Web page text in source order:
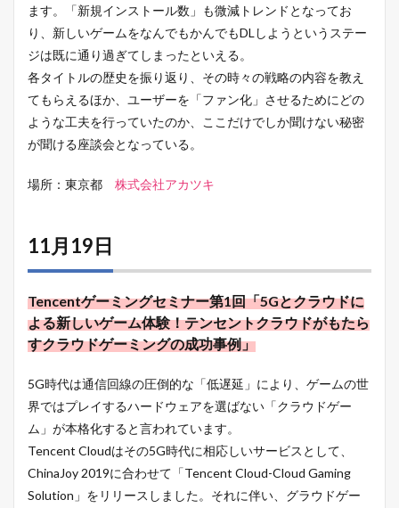
ます。「新規インストール数」も微減トレンドとなってお
り、新しいゲームをなんでもかんでもDLしようというステー
ジは既に通り過ぎてしまったといえる。
各タイトルの歴史を振り返り、その時々の戦略の内容を教え
てもらえるほか、ユーザーを「ファン化」させるためにどの
ような工夫を行っていたのか、ここだけでしか聞けない秘密
が聞ける座談会となっている。
場所：東京都 株式会社アカツキ
11月19日
Tencentゲーミングセミナー第1回「5Gとクラウドに
よる新しいゲーム体験！テンセントクラウドがもたら
すクラウドゲーミングの成功事例」
5G時代は通信回線の圧倒的な「低遅延」により、ゲームの世
界ではプレイするハードウェアを選ばない「クラウドゲー
ム」が本格化すると言われています。
Tencent Cloudはその5G時代に相応しいサービスとして、
ChinaJoy 2019に合わせて「Tencent Cloud-Cloud Gaming
Solution」をリリースしました。それに伴い、グラウドゲー